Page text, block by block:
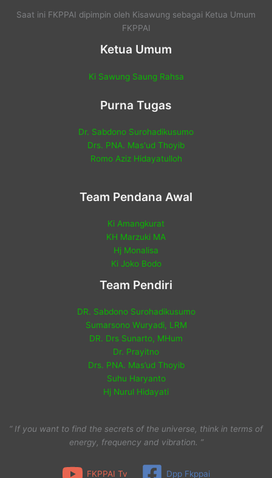
Saat ini FKPPAI dipimpin oleh Kisawung sebagai Ketua Umum
FKPPAI
Ketua Umum
Ki Sawung Saung Rahsa
Purna Tugas
Dr. Sabdono Surohadikusumo
Drs. PNA. Mas'ud Thoyib
Romo Aziz Hidayatulloh
Team Pendana Awal
Ki Amangkurat
KH Marzuki MA
Hj Monalisa
Ki Joko Bodo
Team Pendiri
DR. Sabdono Surohadikusumo
Sumarsono Wuryadi, LRM
DR. Drs Sunarto, MHum
Dr. Prayitno
Drs. PNA. Mas’ud Thoyib
Suhu Haryanto
Hj Nurul Hidayati
“ If you want to find the secrets of the universe, think in terms of
energy, frequency and vibration. ”
FKPPAI Tv Dpp Fkppai